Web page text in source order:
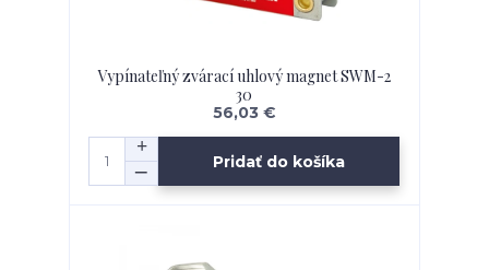
Vypínateľný zvárací uhlový magnet SWM-2
30
56,03 €
Pridať do košíka